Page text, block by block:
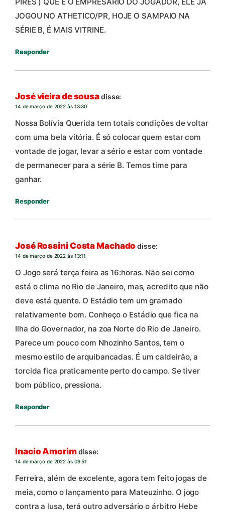
JOGOU NO ATHETICO/PR, HOJE O SAMPAIO NA
SÉRIE B, É MAIS VITRINE.
Responder
José vieira de sousadisse:
14 de março de 2022 às 13:30
Nossa Bolívia Querida tem totais condições de voltar
com uma bela vitória. É só colocar quem estar com
vontade de jogar, levar a sério e estar com vontade
de permanecer para a série B. Temos time para
ganhar.
Responder
José Rossini Costa Machado disse:
14 de março de 2022 às 13:11
O Jogo será terça feira as 16:horas. Não sei como
está o clima no Rio de Janeiro, mas, acredito que não
deve está quente. O Estádio tem um gramado
relativamente bom. Conheço o Estádio que fica na
Ilha do Governador, na zoa Norte do Rio de Janeiro.
Parece um pouco com Nhozinho Santos, tem o
mesmo estilo de arquibancadas. É um caldeirão, a
torcida fica praticamente perto do campo. Se tiver
bom público, pressiona.
Responder
Inacio Amorimdisse:
14 de março de 2022 às 09:51
Ferreira, além de excelente, agora tem feito jogas de
meia, como o lançamento para Mateuzinho. O jogo
contra a lusa, terá outro adversário o árbitro Hebe